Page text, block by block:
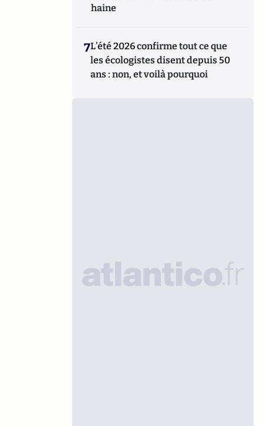
haine
7L’été 2026 confirme tout ce que
les écologistes disent depuis 50
ans : non, et voilà pourquoi